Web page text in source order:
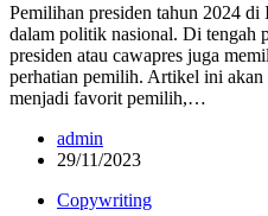
Pemilihan presiden tahun 2024 di
dalam politik nasional. Di tengah
presiden atau cawapres juga
perhatian pemilih. Artikel ini
menjadi favorit pemilih,…
admin
29/11/2023
Copywriting